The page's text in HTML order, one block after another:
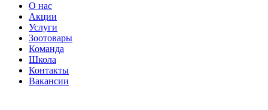
О нас
Акции
Услуги
Зоотовары
Команда
Школа
Контакты
Вакансии